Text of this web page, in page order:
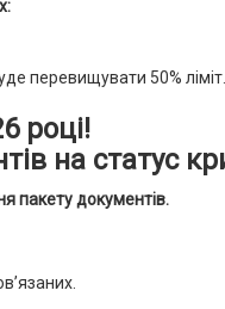
перевищувати 50% ліміт.
році!
на статус
пакету документів.